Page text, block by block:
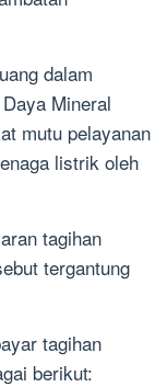
dalam
Mineral
mutu pelayanan
listrik oleh
tagihan
tergantung
tagihan
berikut: